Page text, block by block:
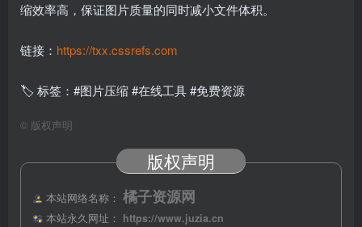
缩效率高，保证图片质量的同时减小文件体积。
链接： https://txx.cssrefs.com
🏷 标签：#图片压缩 #在线工具 #免费资源
© 版权声明
版权声明
本站网络名称： 橘子资源网
本站永久网址：
https://www.juzia.cn